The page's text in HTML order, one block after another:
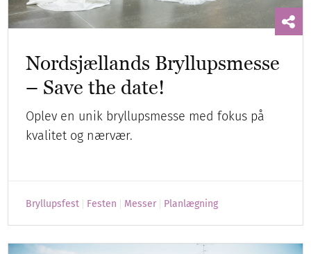
Nordsjællands Bryllupsmesse
– Save the date!
Oplev en unik bryllupsmesse med fokus på
kvalitet og nærvær.
Bryllupsfest Festen Messer Planlægning